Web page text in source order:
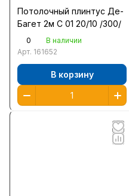
Потолочный плинтус Де-
Багет 2м С 01 20/10 /300/
0
В наличии
Арт. 161652
В корзину